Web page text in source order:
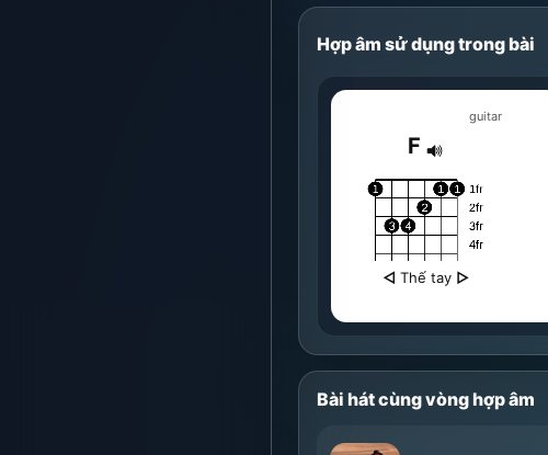
Hợp âm sử dụng trong bài
guitar
F
◁ Thế tay ▷
Bài hát cùng vòng hợp âm